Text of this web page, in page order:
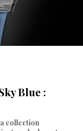
Blue :
collection